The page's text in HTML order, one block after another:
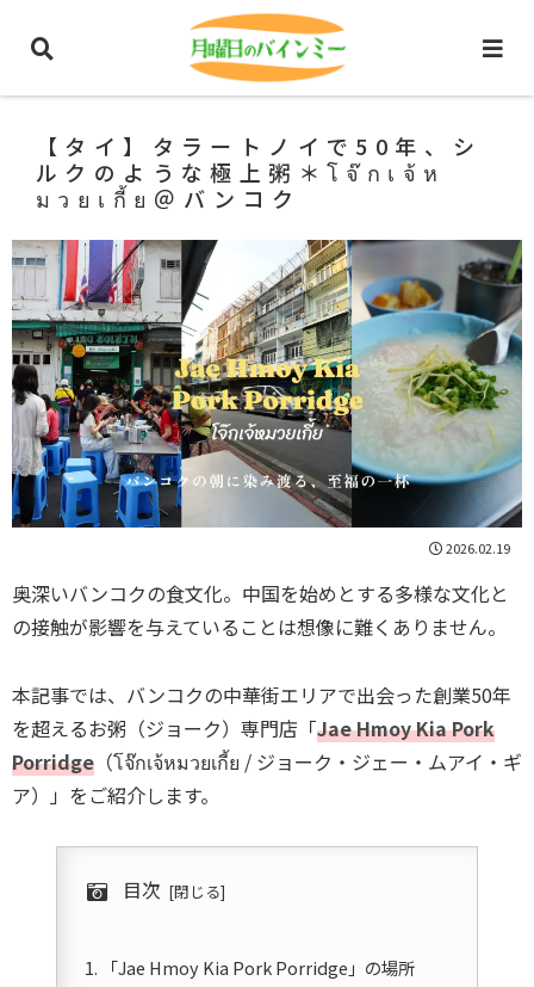
タイ旅行・観光 バンコク
【タイ】タラートノイで50年、シ
ルクのような極上粥＊โจ๊กเจ้ห
มวยเกี้ย＠バンコク
2026.02.19
奥深いバンコクの食文化。中国を始めとする多様な文化と
の接触が影響を与えていることは想像に難くありません。
本記事では、バンコクの中華街エリアで出会った創業50年
を超えるお粥（ジョーク）専門店「Jae Hmoy Kia Pork
Porridge （โจ๊กเจ้หมวยเกี้ย / ジョーク・ジェー・ムアイ・ギ
ア）」をご紹介します。
目次
「Jae Hmoy Kia Pork Porridge」の場所